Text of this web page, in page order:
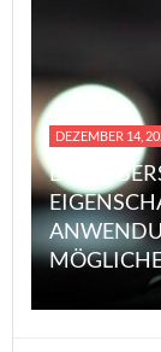
DEZEMBER 14,
EINE